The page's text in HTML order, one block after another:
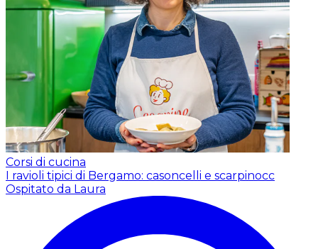
Corsi di cucina
I ravioli tipici di Bergamo: casoncelli e scarpinocc
Ospitato da Laura